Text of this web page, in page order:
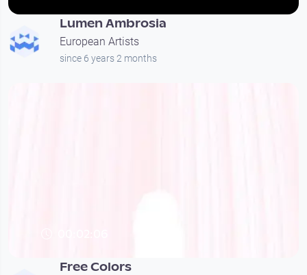
Lumen Ambrosia
European Artists
since 6 years 2 months
Free Colors